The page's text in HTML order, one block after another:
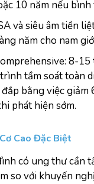
10 năm nếu
và siêu âm tiền
năm cho nam
8-
tầm soát toàn
bằng việc giảm
phát hiện sớm.
Cao Đặc Biệt
có ung thư cần
so với khuyến